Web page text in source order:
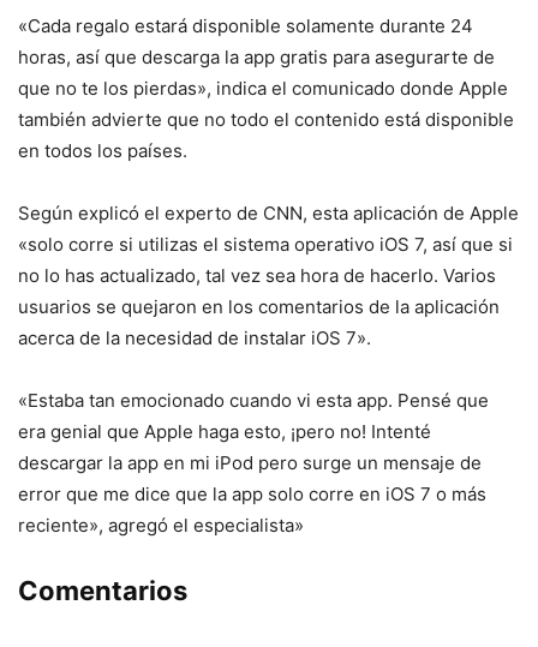
«Cada regalo estará disponible solamente durante 24
horas, así que descarga la app gratis para asegurarte de
que no te los pierdas», indica el comunicado donde Apple
también advierte que no todo el contenido está disponible
en todos los países.
Según explicó el experto de CNN, esta aplicación de Apple
«solo corre si utilizas el sistema operativo iOS 7, así que si
no lo has actualizado, tal vez sea hora de hacerlo. Varios
usuarios se quejaron en los comentarios de la aplicación
acerca de la necesidad de instalar iOS 7».
«Estaba tan emocionado cuando vi esta app. Pensé que
era genial que Apple haga esto, ¡pero no! Intenté
descargar la app en mi iPod pero surge un mensaje de
error que me dice que la app solo corre en iOS 7 o más
reciente», agregó el especialista»
Comentarios